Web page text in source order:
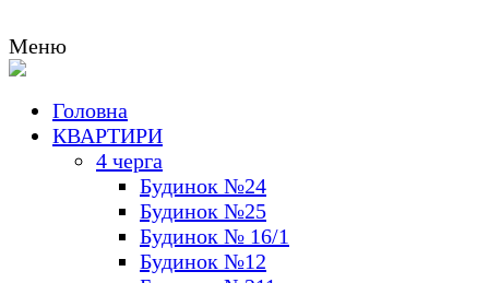
Меню
Головна
КВАРТИРИ
4 черга
Будинок №24
Будинок №25
Будинок № 16/1
Будинок №12